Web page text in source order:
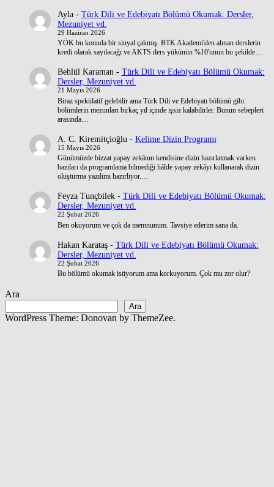
Ayla- Türk Dili ve Edebiyatı Bölümü Okumak: Dersler,
Mezuniyet vd.
29 Haziran 2026
YÖK bu konuda bir sinyal çakmış. BTK Akademi'den alınan derslerin
kredi olarak sayılacağı ve AKTS ders yükünün %10'unun bu şekilde…
Behlül Karaman- Türk Dili ve Edebiyatı Bölümü Okumak:
Dersler, Mezuniyet vd.
21 Mayıs 2026
Biraz spekülatif gelebilir ama Türk Dili ve Edebiyatı bölümü gibi
bölümlerin mezunları birkaç yıl içinde işsiz kalabilirler. Bunun sebepleri
arasında…
A. C. Kiremitçioğlu - Kelime Dizin Programı
15 Mayıs 2026
Günümüzde bizzat yapay zekânın kendisine dizin hazırlatmak varken
bazıları da programlama bilmediği hâlde yapay zekâyı kullanarak dizin
oluşturma yazılımı hazırlıyor.…
Feyza Tunçbilek- Türk Dili ve Edebiyatı Bölümü Okumak:
Dersler, Mezuniyet vd.
22 Şubat 2026
Ben okuyorum ve çok da memnunum. Tavsiye ederim sana da.
Hakan Karataş- Türk Dili ve Edebiyatı Bölümü Okumak:
Dersler, Mezuniyet vd.
22 Şubat 2026
Bu bölümü okumak istiyorum ama korkuyorum. Çok mu zor olur?
Ara
Ara
WordPress Theme: Donovan by ThemeZee.